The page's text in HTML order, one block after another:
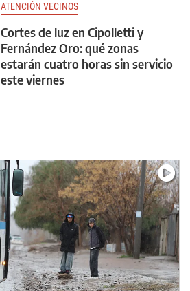
ATENCIÓN VECINOS
Cortes de luz en Cipolletti y
Fernández Oro: qué zonas
estarán cuatro horas sin servicio
este viernes